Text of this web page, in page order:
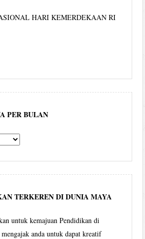
HARI KEMERDEKAAN RI
PER BULAN
TERKEREN DI DUNIA MAYA
untuk kemajuan Pendidikan di
anda untuk dapat kreatif